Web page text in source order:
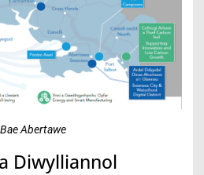
Abertawe
Diwylliannol